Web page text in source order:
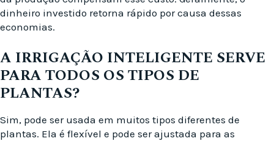
dinheiro investido retorna rápido por causa dessas
economias.
A IRRIGAÇÃO INTELIGENTE SERVE
PARA TODOS OS TIPOS DE
PLANTAS?
Sim, pode ser usada em muitos tipos diferentes de
plantas. Ela é flexível e pode ser ajustada para as